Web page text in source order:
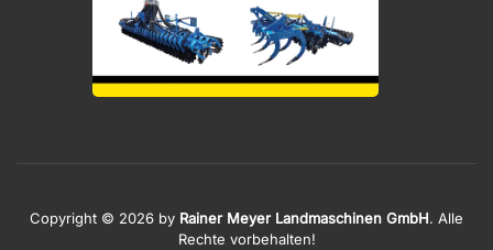
Copyright © 2026 by Rainer Meyer Landmaschinen GmbH. Alle
Rechte vorbehalten!